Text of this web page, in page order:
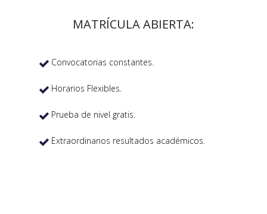
MATRÍCULA ABIERTA:
 Convocatorias constantes.
 Horarios Flexibles.
 Prueba de nivel gratis.
 Extraordinarios resultados académicos.